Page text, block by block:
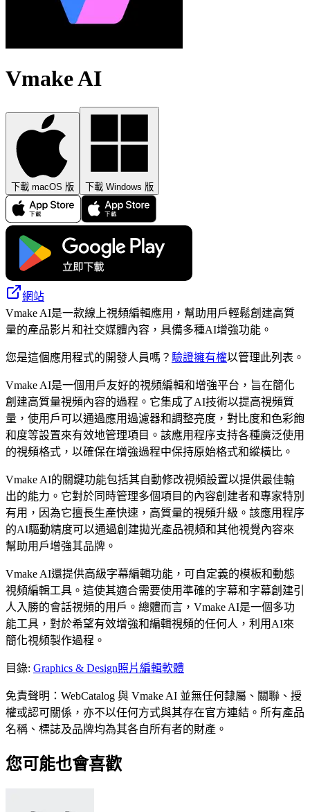
Vmake AI
下載 macOS 版 下載 Windows 版
網站
Vmake AI是一款線上視頻編輯應用，幫助用戶輕鬆創建高質
量的產品影片和社交媒體內容，具備多種AI增強功能。
您是這個應用程式的開發人員嗎？ 驗證擁有權以管理此列表。
Vmake AI是一個用戶友好的視頻編輯和增強平台，旨在簡化
創建高質量視頻內容的過程。它集成了AI技術以提高視頻質
量，使用戶可以通過應用過濾器和調整亮度，對比度和色彩飽
和度等設置來有效地管理項目。該應用程序支持各種廣泛使用
的視頻格式，以確保在增強過程中保持原始格式和縱橫比。
Vmake AI的關鍵功能包括其自動修改視頻設置以提供最佳輸
出的能力。它對於同時管理多個項目的內容創建者和專家特別
有用，因為它擅長生產快速，高質量的視頻升級。該應用程序
的AI驅動精度可以通過創建拋光產品視頻和其他視覺內容來
幫助用戶增強其品牌。
Vmake AI還提供高級字幕編輯功能，可自定義的模板和動態
視頻編輯工具。這使其適合需要使用準確的字幕和字幕創建引
人入勝的會話視頻的用戶。總體而言，Vmake AI是一個多功
能工具，對於希望有效增強和編輯視頻的任何人，利用AI來
簡化視頻製作過程。
目錄: Graphics & Design照片編輯軟體
免責聲明：WebCatalog 與 Vmake AI 並無任何隸屬、關聯、授
權或認可關係，亦不以任何方式與其存在官方連結。所有產品
名稱、標誌及品牌均為其各自所有者的財產。
您可能也會喜歡